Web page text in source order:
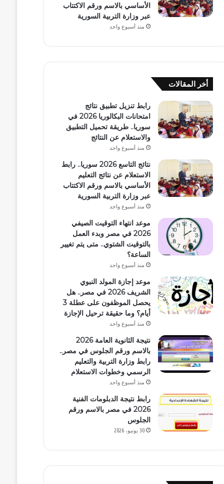
الأساسي بالاسم ورقم الاكتتاب
عبر وزارة التربية السورية
منذ أسبوع واحد
أخر المقالات
رابط تنزيل تطبيق نتائج
امتحانات البكالوريا 2026 في
سوريا.. طريقة تحميل التطبيق
والاستعلام عن النتائج
منذ أسبوع واحد
نتائج التاسع 2026 سوريا.. رابط
الاستعلام عن نتائج التعليم
الأساسي بالاسم ورقم الاكتتاب
عبر وزارة التربية السورية
منذ أسبوع واحد
موعد انتهاء التوقيت الصيفي
2026 في مصر وبدء العمل
بالتوقيت الشتوي.. متى يتم تغيير
الساعة؟
منذ أسبوع واحد
موعد إجازة المولد النبوي
الشريف 2026 في مصر.. هل
يحصل الموظفون على عطلة 3
أيام؟ وما حقيقة ترحيل الإجازة
منذ أسبوع واحد
نتيجة الثانوية العامة 2026
بالاسم ورقم الجلوس في مصر..
رابط وزارة التربية والتعليم
الرسمي وخطوات الاستعلام
منذ أسبوع واحد
رابط نتيجة الدبلومات الفنية
2026 في مصر بالاسم ورقم
الجلوس
30 يونيو، 2026